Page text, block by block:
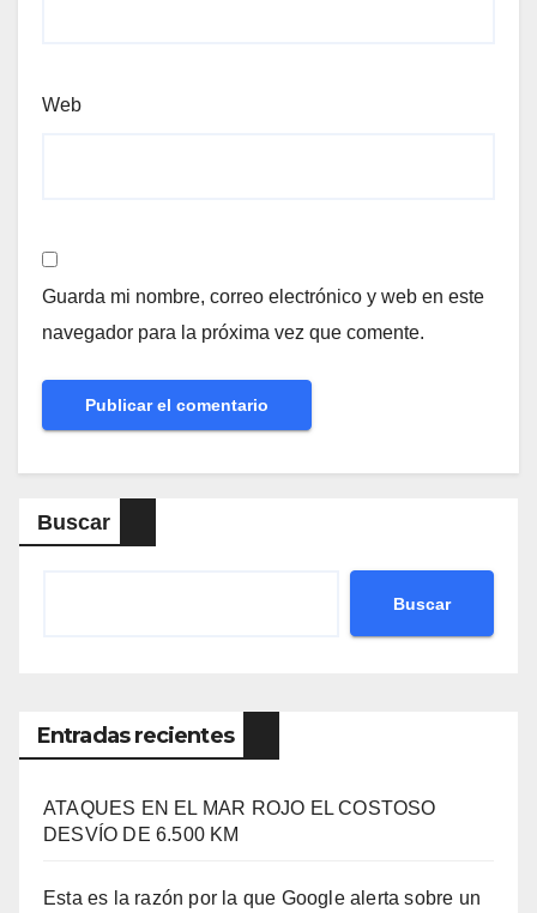
Web
Guarda mi nombre, correo electrónico y web en este
navegador para la próxima vez que comente.
Buscar
Buscar
Entradas recientes
ATAQUES EN EL MAR ROJO EL COSTOSO
DESVÍO DE 6.500 KM
Esta es la razón por la que Google alerta sobre un